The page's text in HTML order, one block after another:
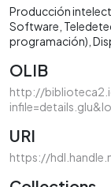
Producción
Software
programación)
OLIB
http://
URI
https://